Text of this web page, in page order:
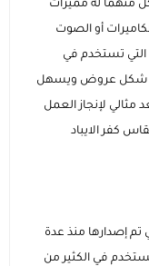
منهما له مميزات
أو الصوت
التي تستخدم في
شكل عروض ويسهل
مثالي لإنجاز العمل
كفر الايباد
تم إصدارها منذ عدة
في الكثير من